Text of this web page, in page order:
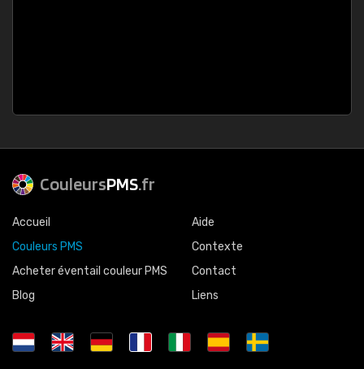
CouleursPMS.fr
Accueil
Couleurs PMS
Acheter éventail couleur PMS
Blog
Aide
Contexte
Contact
Liens